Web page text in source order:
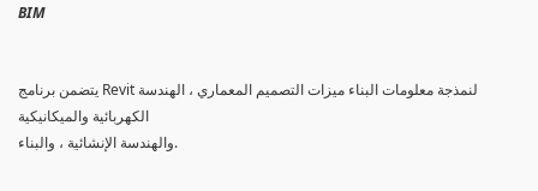
BIM
يتضمن برنامج Revit لنمذجة معلومات البناء ميزات التصميم المعماري ، الهندسة
الكهربائية والميكانيكية
والهندسة الإنشائية ، والبناء.